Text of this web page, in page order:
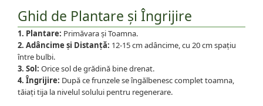
Ghid de Plantare și Îngrijire
1. Plantare: Primăvara și Toamna.
2. Adâncime și Distanță: 12-15 cm adâncime, cu 20 cm spațiu
între bulbi.
3. Sol: Orice sol de grădină bine drenat.
4. Îngrijire: După ce frunzele se îngălbenesc complet toamna,
tăiați tija la nivelul solului pentru regenerare.